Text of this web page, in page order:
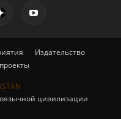
Издательство
цивилизации